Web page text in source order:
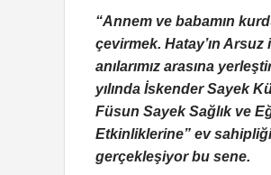
“Annem ve babamın
çevirmek. Hatay’ın
anılarımız arasına
yılında İskender Sayek
Füsun Sayek Sağlık ve
Etkinliklerine” ev
gerçekleşiyor bu sene.